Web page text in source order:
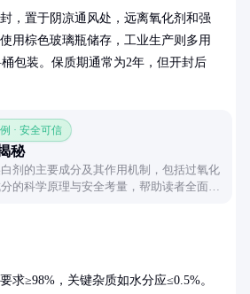
，置于阴凉通风处，远离氧化剂和强
用棕色玻璃瓶储存，工业生产则多用
包装。保质期通常为2年，但开封后
· 安全可信
秘
剂的主要成分及其作用机制，包括过氧化
的科学原理与安全考量，帮助读者全面了
求≥98%，关键杂质如水分应≤0.5%。